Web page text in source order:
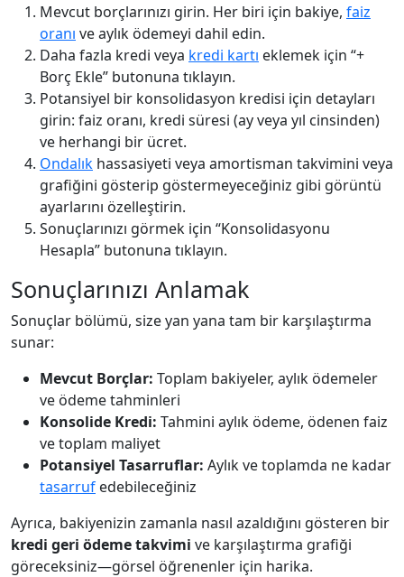
Mevcut borçlarınızı girin. Her biri için bakiye, faiz
oranı ve aylık ödemeyi dahil edin.
Daha fazla kredi veya kredi kartı eklemek için “+
Borç Ekle” butonuna tıklayın.
Potansiyel bir konsolidasyon kredisi için detayları
girin: faiz oranı, kredi süresi (ay veya yıl cinsinden)
ve herhangi bir ücret.
Ondalık hassasiyeti veya amortisman takvimini veya
grafiğini gösterip göstermeyeceğiniz gibi görüntü
ayarlarını özelleştirin.
Sonuçlarınızı görmek için “Konsolidasyonu
Hesapla” butonuna tıklayın.
Sonuçlarınızı Anlamak
Sonuçlar bölümü, size yan yana tam bir karşılaştırma
sunar:
Mevcut Borçlar: Toplam bakiyeler, aylık ödemeler
ve ödeme tahminleri
Konsolide Kredi: Tahmini aylık ödeme, ödenen faiz
ve toplam maliyet
Potansiyel Tasarruflar: Aylık ve toplamda ne kadar
tasarruf edebileceğiniz
Ayrıca, bakiyenizin zamanla nasıl azaldığını gösteren bir
kredi geri ödeme takvimi ve karşılaştırma grafiği
göreceksiniz—görsel öğrenenler için harika.